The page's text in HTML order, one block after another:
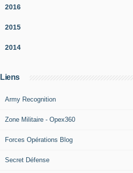
2016
2015
2014
Liens
Army Recognition
Zone Militaire - Opex360
Forces Opérations Blog
Secret Défense